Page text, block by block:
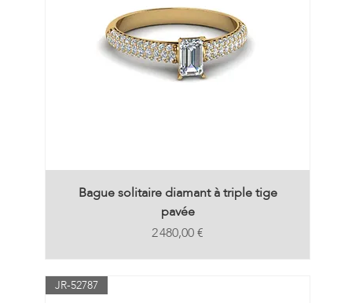
Bague solitaire diamant à triple tige
pavée
Prix
2 480,00 €
JR-52787